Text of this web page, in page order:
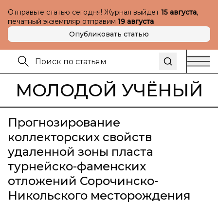
Отправьте статью сегодня! Журнал выйдет 15 августа,
печатный экземпляр отправим 19 августа
Опубликовать статью
МОЛОДОЙ УЧЁНЫЙ
Прогнозирование
коллекторских свойств
удаленной зоны пласта
турнейско-фаменских
отложений Сорочинско-
Никольского месторождения